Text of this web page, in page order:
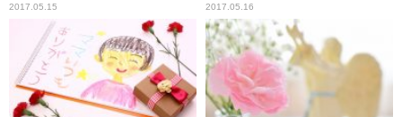
2017.05.15 2017.05.16